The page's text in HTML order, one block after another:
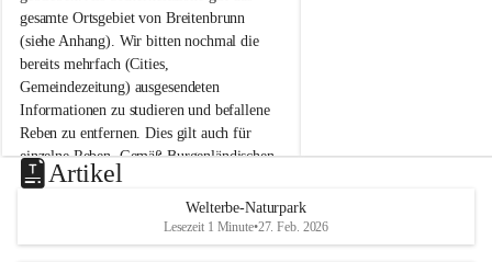
r
u
n
n
a
m
N
e
u
s
d
gesamte Ortsgebiet von Breitenbrunn
(siehe Anhang). Wir bitten nochmal die
bereits mehrfach (Cities,
Gemeindezeitung) ausgesendeten
Informationen zu studieren und befallene
Reben zu entfernen. Dies gilt auch für
einzelne Reben. Gemäß Burgenländischen
Weinbaugesetz sind nicht gepflegte oder
unzulässige Weingärten zu roden! Bitte
helfen wir zusammen um unsere Winzer
vor den prognostizierten Ernteausfällen
u
e
d
Artikel
Welterbe-Naturpark
Lesezeit 1 Minute•27. Feb. 2026